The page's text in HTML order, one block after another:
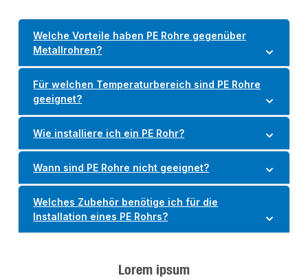
Welche Vorteile haben PE Rohre gegenüber
Metallrohren?
Für welchen Temperaturbereich sind PE Rohre
geeignet?
Wie installiere ich ein PE Rohr?
Wann sind PE Rohre nicht geeignet?
Welches Zubehör benötige ich für die
Installation eines PE Rohrs?
Lorem ipsum